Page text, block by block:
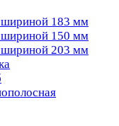
шириной 183 мм
шириной 150 мм
шириной 203 мм